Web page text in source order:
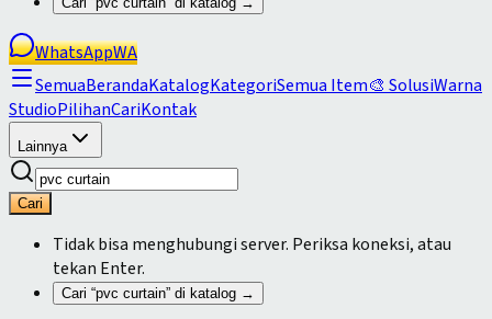
WhatsAppWA
SemuaBerandaKatalogKategoriSemua Item🎨 SolusiWarna
StudioPilihanCariKontak
Lainnya
Cari
Tidak bisa menghubungi server. Periksa koneksi, atau
tekan Enter.
Cari “pvc curtain” di katalog →